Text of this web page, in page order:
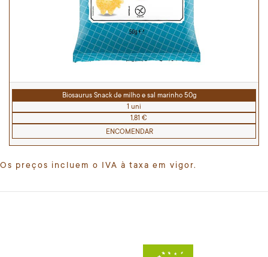
Biosaurus Snack de milho e sal marinho 50g
1 uni
1,81 €
ENCOMENDAR
Os preços incluem o IVA à taxa em vigor.